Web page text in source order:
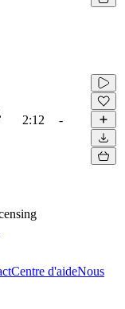
2:12 -
Centre d'aideNous